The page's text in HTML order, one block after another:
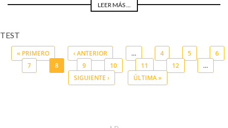
LEER MÁS ...
TEST
Páginas
« PRIMERO ‹ ANTERIOR … 4 5
6
7
8 9 10 11 12
…
SIGUIENTE ›
ÚLTIMA »